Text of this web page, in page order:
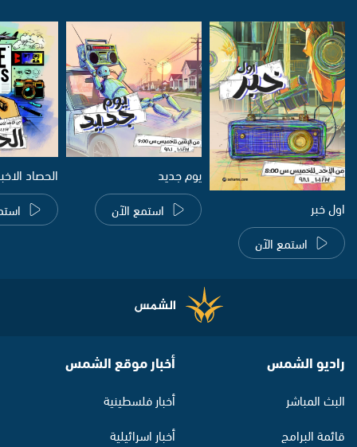
اول خبر
استمع الآن
يوم جديد
استمع الآن
الحصاد
راديو الشمس
البث المباشر
قائمة البرامج
أخبار موقع الشمس
أخبار فلسطينية
أخبار اسرائيلية